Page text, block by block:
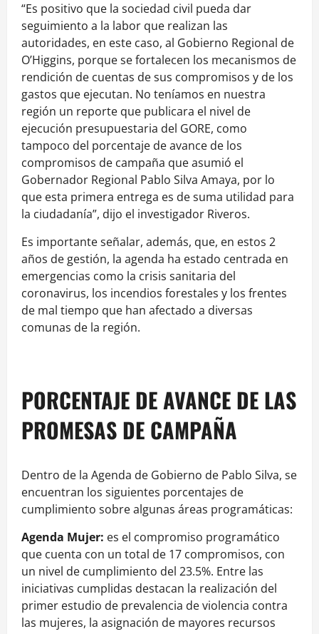
“Es positivo que la sociedad civil pueda dar
seguimiento a la labor que realizan las
autoridades, en este caso, al Gobierno Regional de
O’Higgins, porque se fortalecen los mecanismos de
rendición de cuentas de sus compromisos y de los
gastos que ejecutan. No teníamos en nuestra
región un reporte que publicara el nivel de
ejecución presupuestaria del GORE, como
tampoco del porcentaje de avance de los
compromisos de campaña que asumió el
Gobernador Regional Pablo Silva Amaya, por lo
que esta primera entrega es de suma utilidad para
la ciudadanía”, dijo el investigador Riveros.
Es importante señalar, además, que, en estos 2
años de gestión, la agenda ha estado centrada en
emergencias como la crisis sanitaria del
coronavirus, los incendios forestales y los frentes
de mal tiempo que han afectado a diversas
comunas de la región.
PORCENTAJE DE AVANCE DE LAS
PROMESAS DE CAMPAÑA
Dentro de la Agenda de Gobierno de Pablo Silva, se
encuentran los siguientes porcentajes de
cumplimiento sobre algunas áreas programáticas:
Agenda Mujer: es el compromiso programático
que cuenta con un total de 17 compromisos, con
un nivel de cumplimiento del 23.5%. Entre las
iniciativas cumplidas destacan la realización del
primer estudio de prevalencia de violencia contra
las mujeres, la asignación de mayores recursos